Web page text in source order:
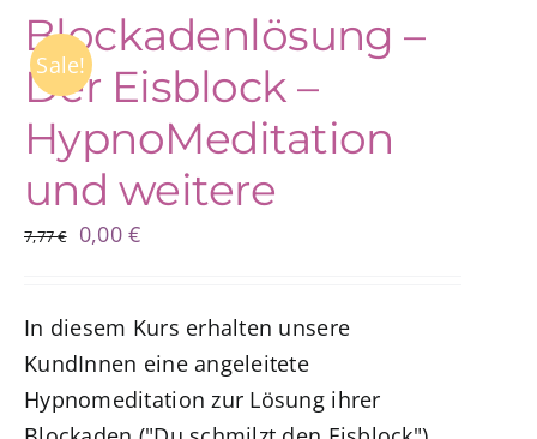
Sale!
Blockadenlösung –
Der Eisblock –
HypnoMeditation
und weitere
7,77€
Ursprünglicher
7,77 €
0,00€Aktueller
0,00 €.
In diesem Kurs erhalten unsere
KundInnen eine angeleitete
Hypnomeditation zur Lösung ihrer